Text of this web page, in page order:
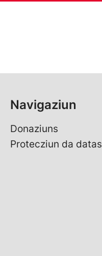
Navigaziun
Donaziuns
Protecziun da datas